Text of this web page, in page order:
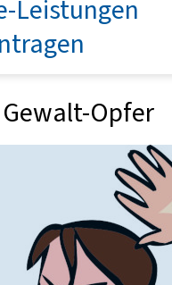
Leistungen
Opfer